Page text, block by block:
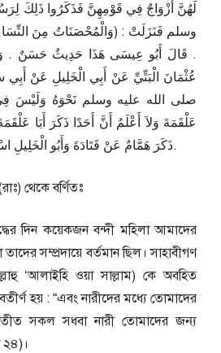
لَهُنَّ أَزْوَاجٌ فِي قَوْمِهِنَّ فَذَكَرُوا ذَلِكَ
وسلم فَنَزَلَتْ ‏:‏ ‏(‏وَالْمُحْصَنَاتُ مِنَ
‏.‏ قَالَ أَبُو عِيسَى هَذَا حَدِيثٌ حَسَنٌ ‏.‏
عُثْمَانَ الْبَتِّيِّ عَنْ أَبِي الْخَلِيلِ عَنْ أَبِي
صلى الله عليه وسلم نَحْوَهُ وَلَيْسَ
عَلْقَمَةَ وَلاَ أَعْلَمُ أَنَّ أَحَدًا ذَكَرَ أَبَا
ذَكَرَ هَمَّامٌ عَنْ قَتَادَةَ وَأَبُو الْخَلِيلِ اسْمُهُ صَالِحُ بْنُ أَبِي مَرْيَمَ ‏.
থেকে বর্ণিতঃ
দিন কয়েকজন বন্দী মহিলা আমাদের
সম্প্রদায়ে বর্তমান ছিল। সাহাবীগণ
‘আলাইহি ওয়া সাল্লাম) কে অবহিত
হয় : “এবং নারীদের মধ্যে তোমাদের
সকল সধবা নারী তোমাদের জন্য
২৪)।